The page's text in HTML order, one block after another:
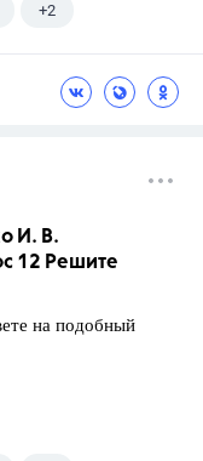
+2
И. В.
12 Решите
на подобный